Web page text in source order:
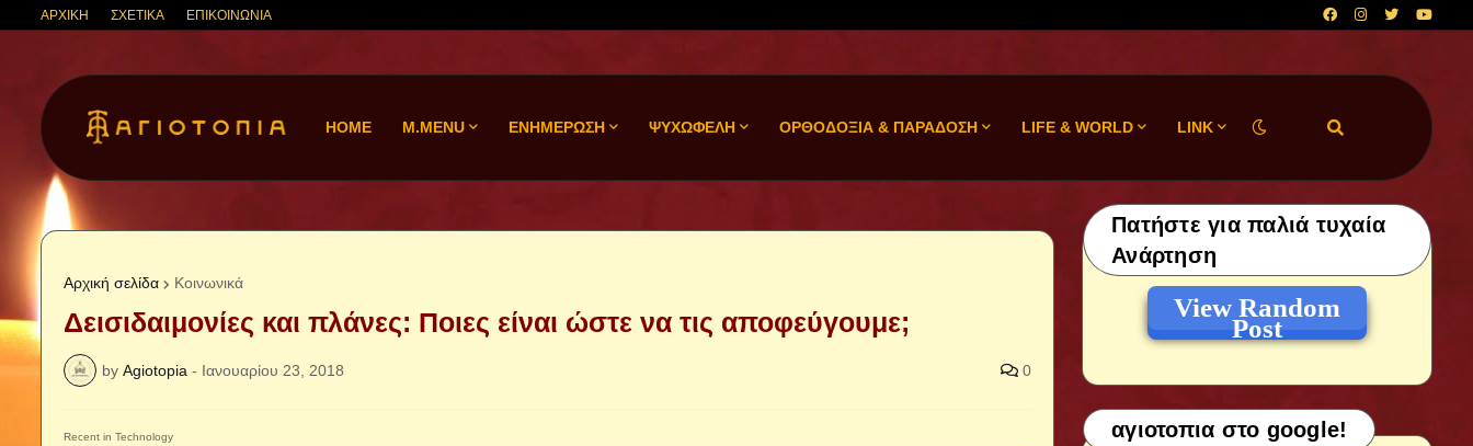
ΑΡΧΙΚΗ ΣΧΕΤΙΚΑ ΕΠΙΚΟΙΝΩΝΙΑ
HOME M.MENU ΕΝΗΜΕΡΩΣΗ ΨΥΧΩΦΕΛΗ ΟΡΘΟΔΟΞΙΑ & ΠΑΡΑΔΟΣΗ LIFE & WORLD LINK
Αρχική σελίδα Κοινωνικά
Δεισιδαιμονίες και πλάνες: Ποιες είναι ώστε να τις αποφεύγουμε;
by Agiotopia - Ιανουαρίου 23, 2018 0
Recent in Technology
Πατήστε για παλιά τυχαία
Ανάρτηση
View Random
Post
αγιοτοπια στο google!